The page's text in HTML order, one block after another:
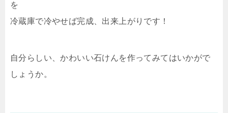
を
冷蔵庫で冷やせば完成、出来上がりです！
自分らしい、かわいい石けんを作ってみてはいかがで
しょうか。